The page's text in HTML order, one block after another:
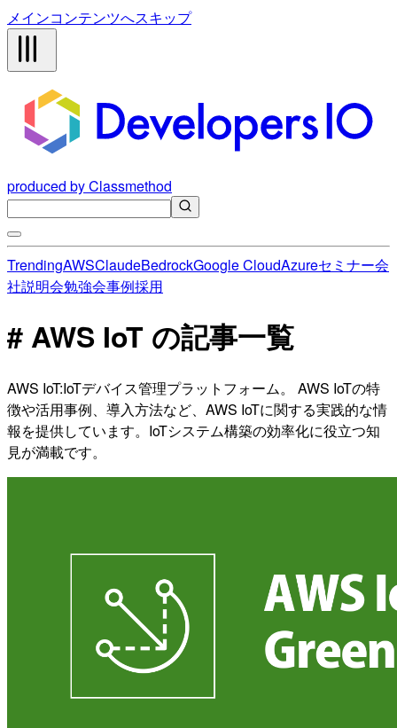
メインコンテンツへスキップ
produced by Classmethod
TrendingAWSClaudeBedrockGoogle CloudAzureセミナー会
社説明会勉強会事例採用
# AWS IoT の記事一覧
AWS IoT:IoTデバイス管理プラットフォーム。 AWS IoTの特
徴や活用事例、導入方法など、AWS IoTに関する実践的な情
報を提供しています。IoTシステム構築の効率化に役立つ知
見が満載です。